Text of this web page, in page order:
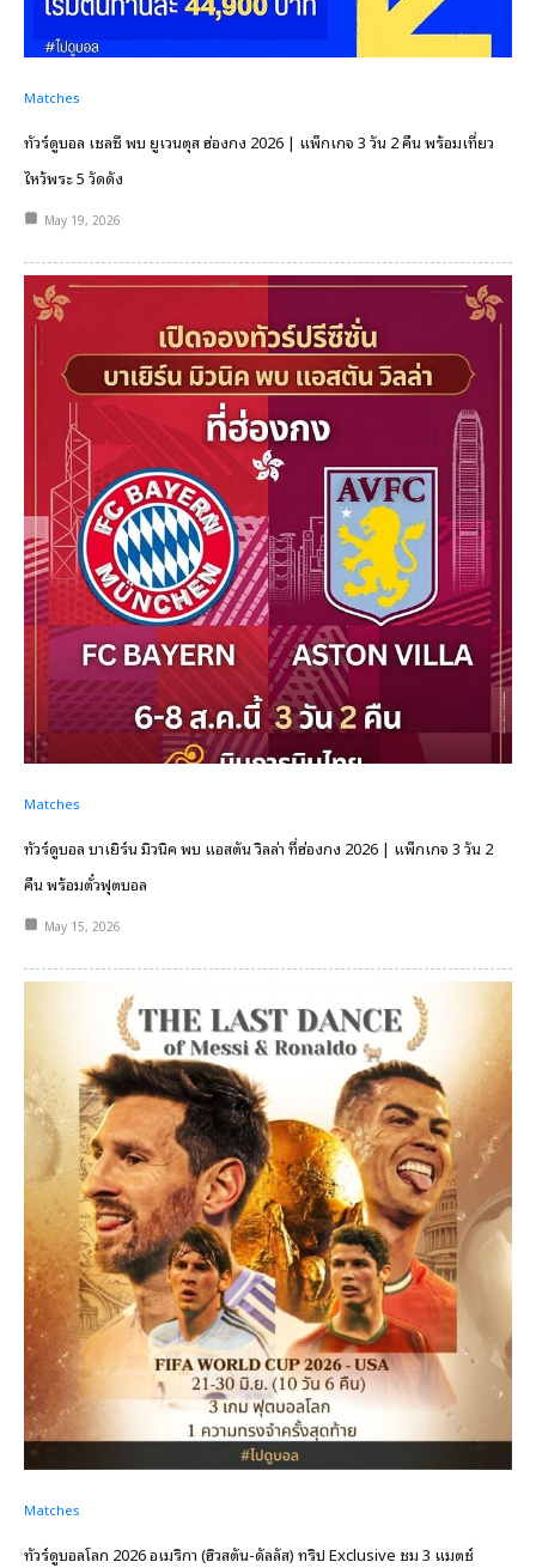
Matches
ทัวร์ดูบอล เชลซี พบ ยูเวนตุส ฮ่องกง 2026 | แพ็กเกจ 3 วัน 2 คืน พร้อมเที่ยว
ไหว้พระ 5 วัดดัง
May 19, 2026
Matches
ทัวร์ดูบอล บาเยิร์น มิวนิค พบ แอสตัน วิลล่า ที่ฮ่องกง 2026 | แพ็กเกจ 3 วัน 2
คืน พร้อมตั๋วฟุตบอล
May 15, 2026
Matches
ทัวร์ดูบอลโลก 2026 อเมริกา (ฮิวสตัน-ดัลลัส) ทริป Exclusive ชม 3 แมตช์